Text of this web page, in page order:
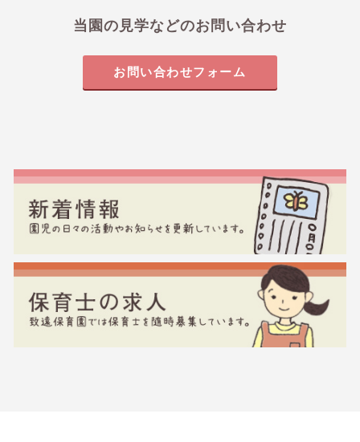
当園の見学などのお問い合わせ
お問い合わせフォーム